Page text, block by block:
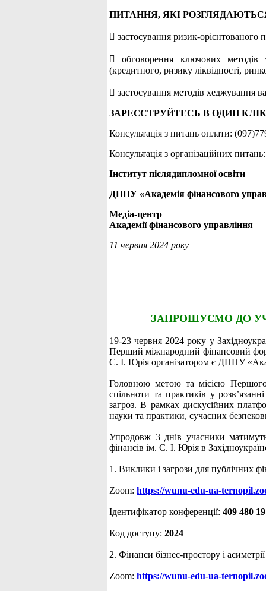
ПИТАННЯ, ЯКІ
 застосування ризик-орієнтованого
 обговорення ключових методів
(кредитного, ризику ліквідності,
 застосування методів хеджування
ЗАРЕЄСТРУЙТЕСЬ В ОДИН
Консультація з питань оплати:
Консультація з організаційних
Інститут післядипломної освіти
ДННУ «Академія фінансового
Медіа-центр
Академії фінансового управління
11 червня 2024 року
ЗАПРОШУЄМО ДО
19-23 червня 2024 року у
Перший міжнародний фінансовий
С. І. Юрія організатором є ДННУ
Головною метою та місією Першого
спільноти та практиків у
загроз. В рамках дискусійних
науки та практики, сучасних
Упродовж 3 днів учасники
фінансів ім. С. І. Юрія в
1. Виклики і загрози для публічних
Zoom: https://wunu-edu-ua-
Ідентифікатор конференції: 409 480
Код доступу: 2024
2. Фінанси бізнес-простору і
Zoom: https://wunu-edu-ua-